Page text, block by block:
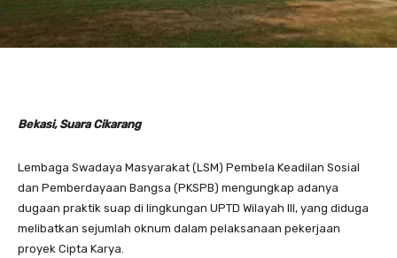
Bekasi, Suara Cikarang
Lembaga Swadaya Masyarakat (LSM) Pembela Keadilan Sosial
dan Pemberdayaan Bangsa (PKSPB) mengungkap adanya
dugaan praktik suap di lingkungan UPTD Wilayah III, yang diduga
melibatkan sejumlah oknum dalam pelaksanaan pekerjaan
proyek Cipta Karya.